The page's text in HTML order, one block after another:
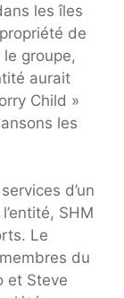
les îles
de
groupe,
aurait
Child »
les
d’un
SHM
Le
du
et Steve